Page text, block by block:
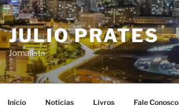
JULIO PRATES
Jornalista
Início Notícias Livros Fale Conosco